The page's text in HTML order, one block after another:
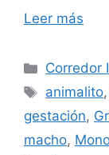
Leer más
Corredor
Etiquetas
animalito,
gestación,
macho,